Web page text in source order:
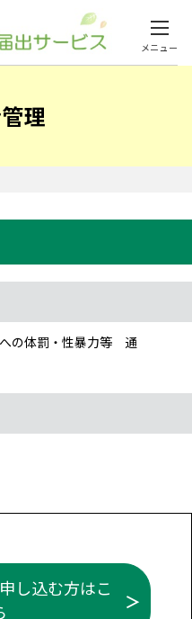
メニュー
理
への体罰・性暴力等 通
し込む方はこ